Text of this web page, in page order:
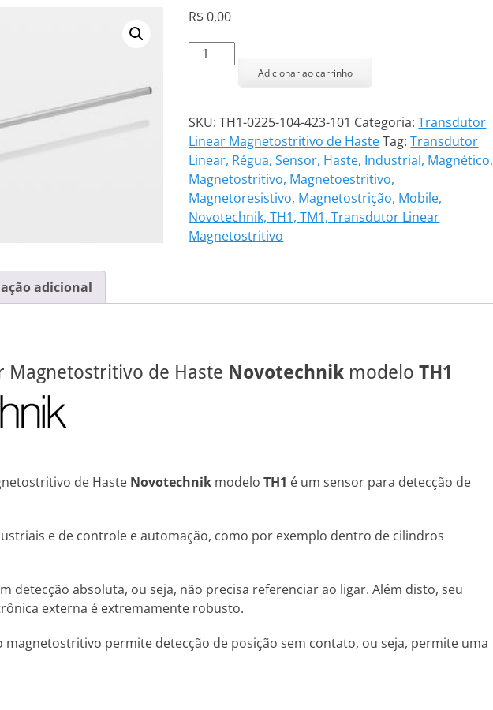
R$0,00
Transdutor
Linear
104-
423-
101
quantidade
Adicionar ao carrinho
SKU:TH1-0225-104-423-101 Categoria:Transdutor
Linear Magnetostritivo de Haste Tag:Transdutor
Linear, Régua, Sensor, Haste, Industrial, Magnético,
Magnetostritivo, Magnetoestritivo,
Magnetoresistivo, Magnetostrição, Mobile,
Novotechnik, TH1, TM1, Transdutor Linear
Magnetostritivo
adicional
Magnetostritivo de Haste Novotechnik modelo TH1
de Haste Novotechnik modelo TH1 é um sensor para detecção de
e de controle e automação, como por exemplo dentro de cilindros
detecção absoluta, ou seja, não precisa referenciar ao ligar. Além disto, seu
externa é extremamente robusto.
magnetostritivo permite detecção de posição sem contato, ou seja, permite uma